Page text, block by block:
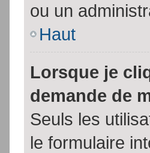
ou un
Haut
Lorsque je
demande de
Seuls les
le formulaire